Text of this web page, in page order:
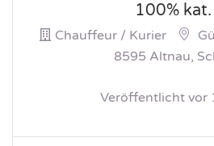
100% kat.
Chauffeur / Kurier
8595 Altnau,
Veröffentlicht vor